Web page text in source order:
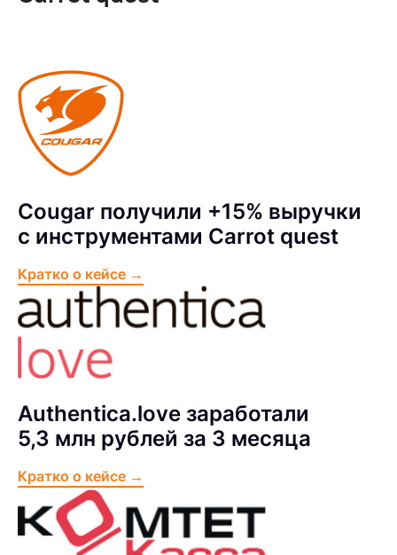
Cougar получили +15% выручки
с инструментами Carrot quest
Кратко о кейсе →
Authentica.love заработали
5,3 млн рублей за 3 месяца
Кратко о кейсе →